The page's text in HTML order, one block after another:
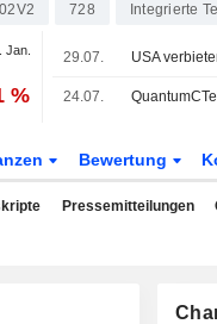
728 Integrierte
Jan.
%
29.07.
24.07.
Bewertung
Pressemitteilungen